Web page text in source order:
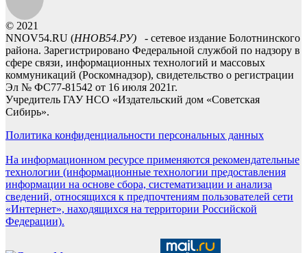
© 2021
NNOV54.RU (ННОВ54.РУ) - сетевое издание Болотнинского
района. Зарегистрировано Федеральной службой по надзору в
сфере связи, информационных технологий и массовых
коммуникаций (Роскомнадзор), свидетельство о регистрации
Эл № ФС77-81542 от 16 июля 2021г.
Учредитель ГАУ НСО «Издательский дом «Советская
Сибирь».
Политика конфиденциальности персональных данных
На информационном ресурсе применяются рекомендательные
технологии (информационные технологии предоставления
информации на основе сбора, систематизации и анализа
сведений, относящихся к предпочтениям пользователей сети
«Интернет», находящихся на территории Российской
Федерации).